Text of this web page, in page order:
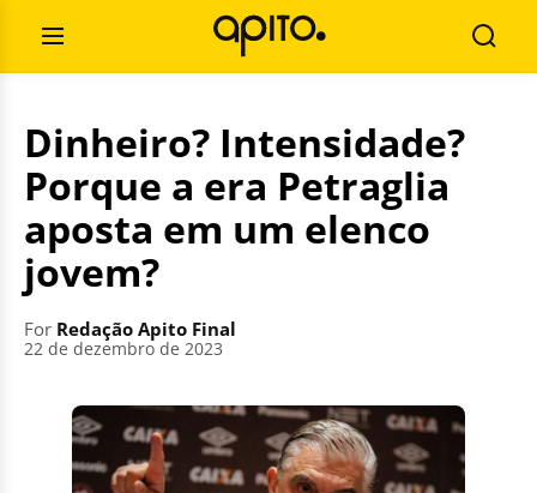
contentOpen
Menu
for:
Dinheiro? Intensidade?
Porque a era Petraglia
aposta em um elenco
jovem?
For Redação Apito Final
22 de dezembro de 2023